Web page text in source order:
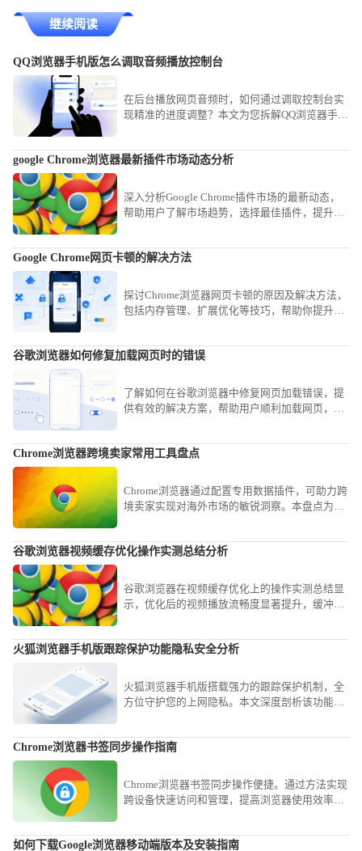
继续阅读
QQ浏览器手机版怎么调取音频播放控制台
在后台播放网页音频时，如何通过调取控制台实
现精准的进度调整？本文为您拆解QQ浏览器手机
google Chrome浏览器最新插件市场动态分析
深入分析Google Chrome插件市场的最新动态，
帮助用户了解市场趋势，选择最佳插件，提升浏
Google Chrome网页卡顿的解决方法
探讨Chrome浏览器网页卡顿的原因及解决方法，
包括内存管理、扩展优化等技巧，帮助你提升浏
谷歌浏览器如何修复加载网页时的错误
了解如何在谷歌浏览器中修复网页加载错误，提
供有效的解决方案，帮助用户顺利加载网页，避
Chrome浏览器跨境卖家常用工具盘点
Chrome浏览器通过配置专用数据插件，可助力跨
境卖家实现对海外市场的敏锐洞察。本盘点为您
谷歌浏览器视频缓存优化操作实测总结分析
谷歌浏览器在视频缓存优化上的操作实测总结显
示，优化后的视频播放流畅度显著提升，缓冲时
火狐浏览器手机版跟踪保护功能隐私安全分析
火狐浏览器手机版搭载强力的跟踪保护机制，全
方位守护您的上网隐私。本文深度剖析该功能如
隐秘且安全，营造高信任度的上网空间。
Chrome浏览器书签同步操作指南
Chrome浏览器书签同步操作便捷。通过方法实现
跨设备快速访问和管理，提高浏览器使用效率和
如何下载Google浏览器移动端版本及安装指南